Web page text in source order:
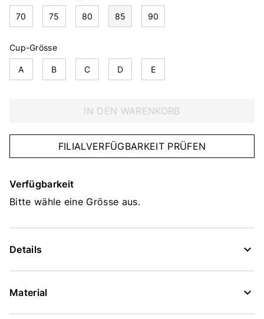
70 75 80 85 90
Cup-Grösse
A B C D E
IN DEN WARENKORB
FILIALVERFÜGBARKEIT PRÜFEN
Verfügbarkeit
Bitte wähle eine Grösse aus.
Details
Material